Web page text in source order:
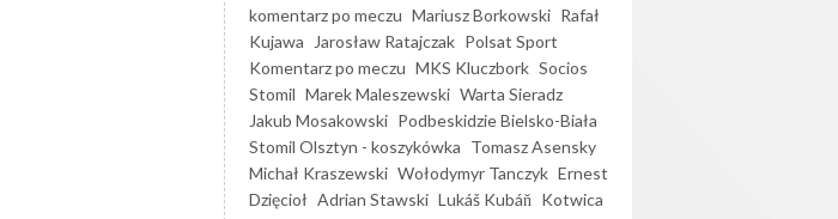
komentarz po meczu Mariusz Borkowski Rafał
Kujawa
Jarosław Ratajczak Polsat Sport
Komentarz po meczu MKS Kluczbork Socios
Stomil Marek Maleszewski Warta Sieradz
Jakub Mosakowski Podbeskidzie Bielsko-Biała
Stomil Olsztyn - koszykówka Tomasz Asensky
Michał Kraszewski Wołodymyr Tanczyk Ernest
Dzięcioł Adrian Stawski Lukáš Kubáň Kotwica